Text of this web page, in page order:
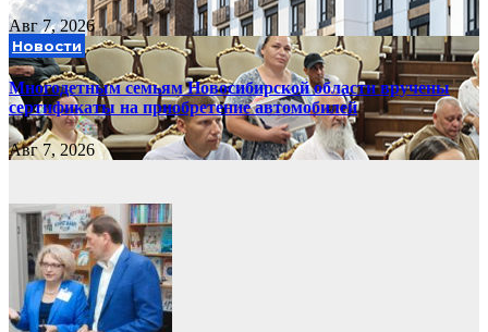
Авг 7, 2026
Новости
Многодетным семьям Новосибирской области вручены
сертификаты на приобретение автомобилей
Авг 7, 2026